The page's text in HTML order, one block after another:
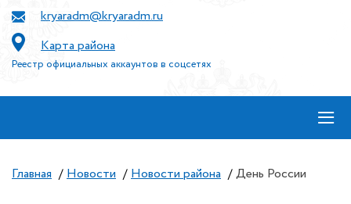
kryaradm@kryaradm.ru
Карта района
Реестр официальных аккаунтов в соцсетях
≡
Главная / Новости / Новости района / День России